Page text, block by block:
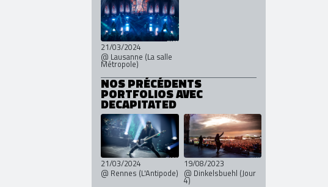
21/03/2024
@ Lausanne (La salle
Métropole)
NOS PRÉCÉDENTS
PORTFOLIOS AVEC
DECAPITATED
21/03/2024
@ Rennes (L'Antipode)
19/08/2023
@ Dinkelsbuehl (Jour
4)